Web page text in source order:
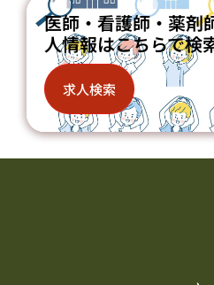
医師・看護師・薬剤
人情報はこちらで検
求人検索